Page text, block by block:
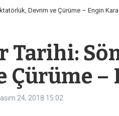
Devrim ve Çürüme – Engin Kara
Tarihi:
–
24, 2018 15:02